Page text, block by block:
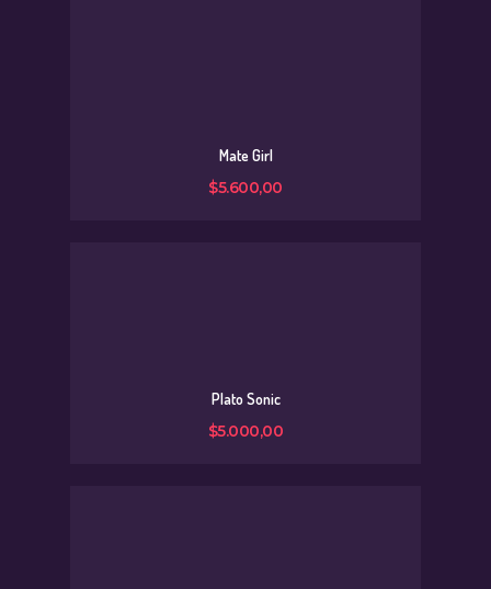
Mate Girl
$5.600,00
Plato Sonic
$5.000,00